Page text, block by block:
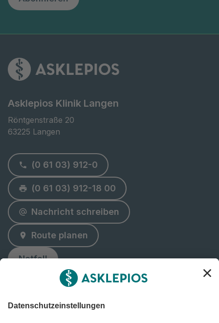
Asklepios Klinik Langen
Röntgenstraße 20
63225 Langen
(0 61 03) 912-0
(0 61 03) 912-18 00
Nachricht schreiben
Route planen
Notfall
Klinik